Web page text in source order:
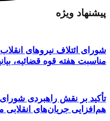
پیشنهاد ویژه
شورای ائتلاف نیروهای
مناسبت هفته قوه قضائیه،
تأکید بر نقش راهبردی شورای
هم‌افزایی جریان‌های انقلابی